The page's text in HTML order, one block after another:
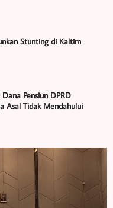
Stunting di Kaltim
Pensiun DPRD
Asal Tidak Mendahului